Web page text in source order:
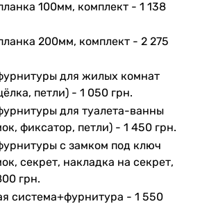
100мм, комплект - 1 138
200мм, комплект - 2 275
для жилых комнат
петли) - 1 050 грн.
для туалета-ванны
фиксатор, петли) - 1 450 грн.
с замком под ключ
секрет, накладка на секрет,
грн.
система+фурнитура - 1 550